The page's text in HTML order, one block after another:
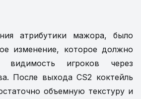
атрибутики мажора, было
изменение, которое должно
видимость игроков через
После выхода CS2 коктейль
объемную текстуру и